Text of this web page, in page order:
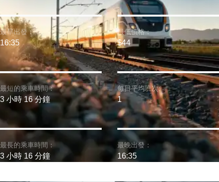
最短的乘車時間：
3 小時 16 分鐘
最早出發：
16:35
最長的乘車時間：
3 小時 16 分鐘
最低價格：
$44
每日平均班次:
1
最晚出發：
16:35